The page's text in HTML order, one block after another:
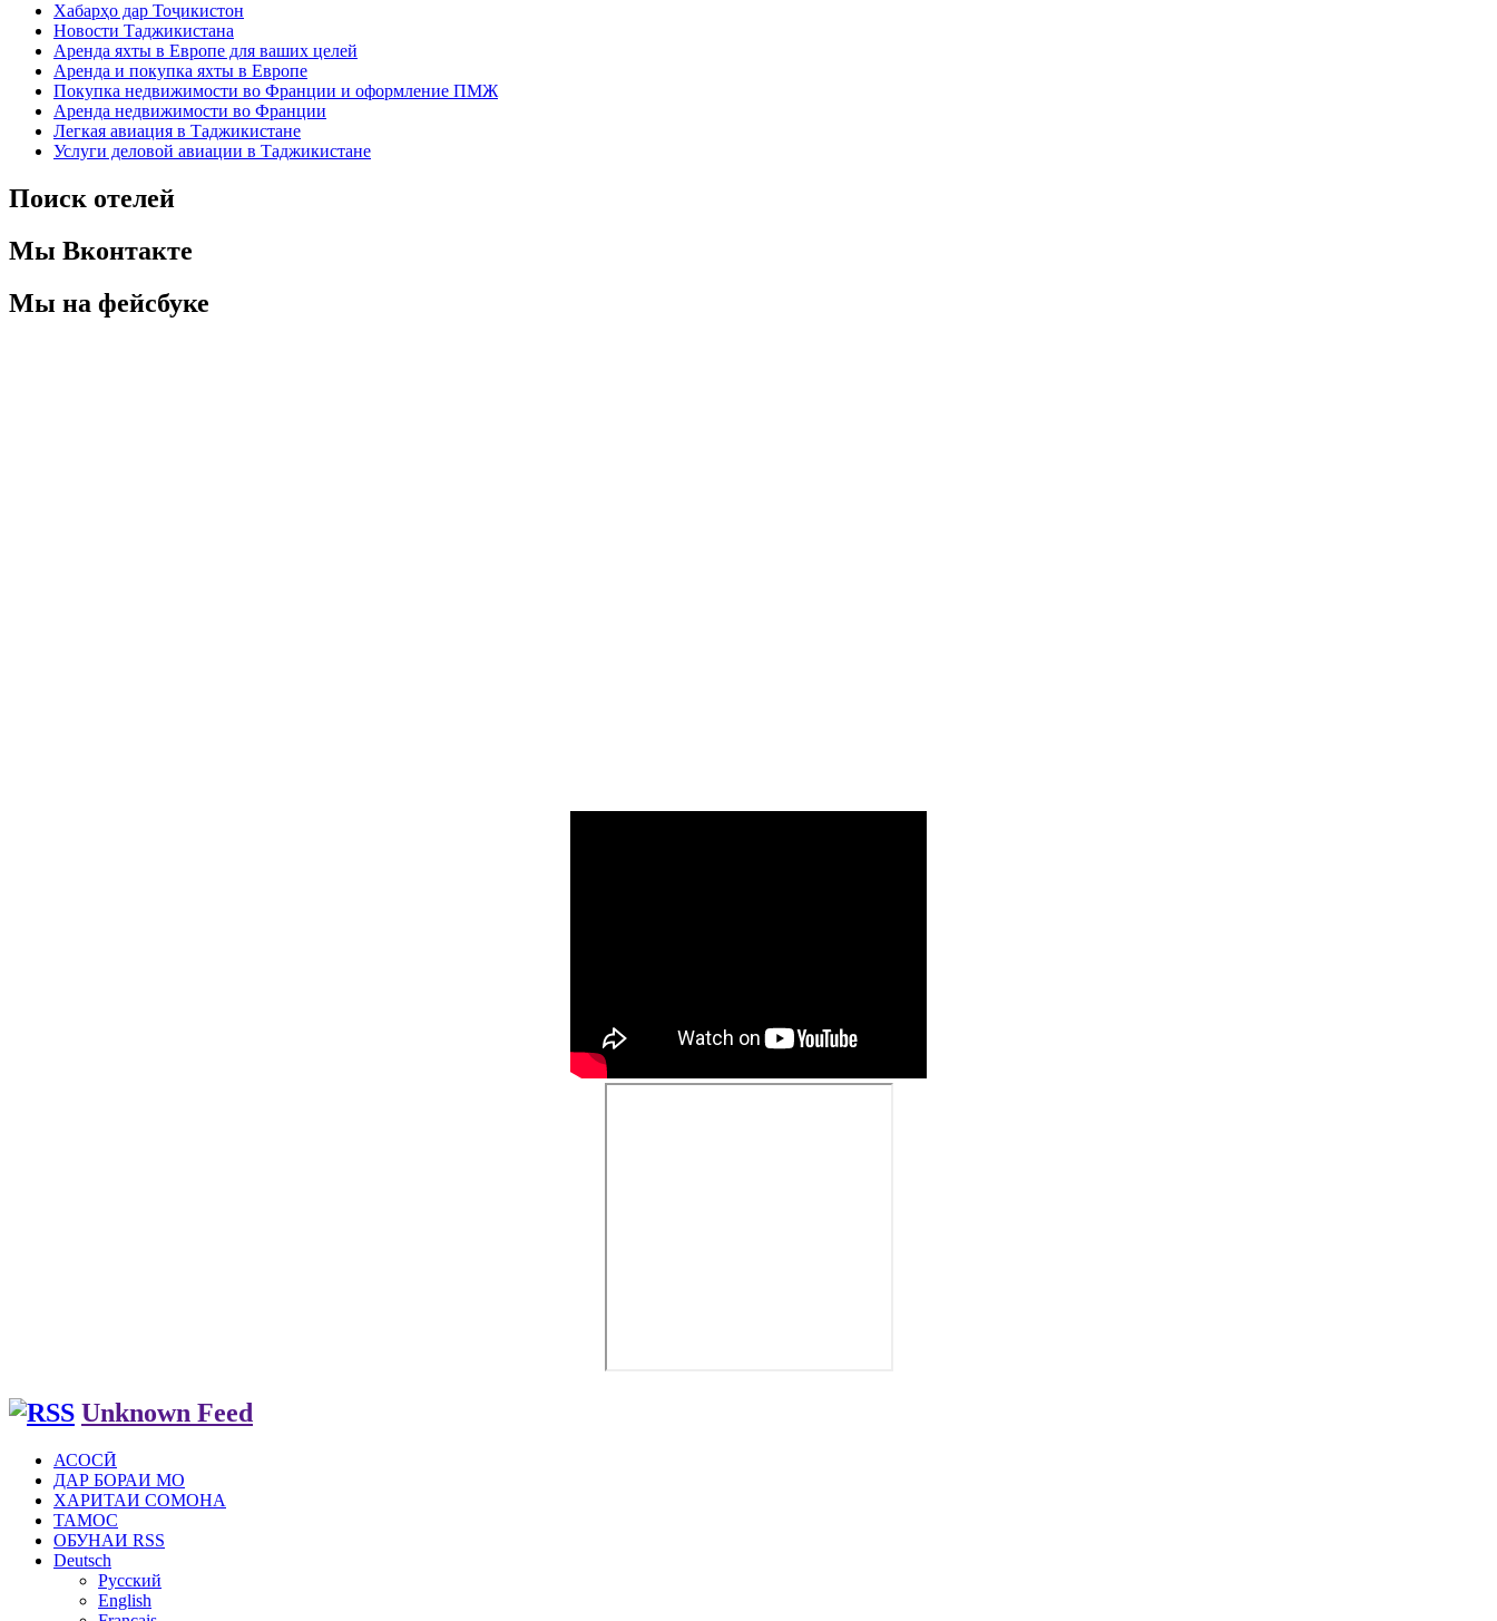
Хабарҳо дар Тоҷикистон
Новости Таджикистана
Аренда яхты в Европе для ваших целей
Аренда и покупка яхты в Европе
Покупка недвижимости во Франции и оформление ПМЖ
Аренда недвижимости во Франции
Легкая авиация в Таджикистане
Услуги деловой авиации в Таджикистане
Поиск отелей
Мы Вконтакте
Мы на фейсбуке
Unknown Feed
АСОСӢ
ДАР БОРАИ МО
ХАРИТАИ СОМОНА
ТАМОС
ОБУНАИ RSS
Deutsch
Русский
English